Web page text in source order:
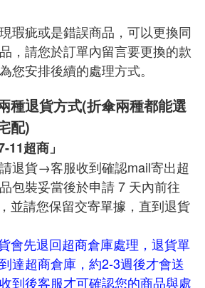
瑕疵或是錯誤商品，可以更換同
，請您於訂單內留言要更換的款
您安排後續的處理方式。
種退貨方式(折傘兩種都能選
配)
11超商」
退貨→客服收到確認mail寄出超
包裝妥當後於申請 7 天內前往
並請您保留交寄單據，直到退貨
會先退回超商倉庫處理， 退貨單
達超商倉庫， 約2-3週後才會送
到後客服才可確認您的商品與處